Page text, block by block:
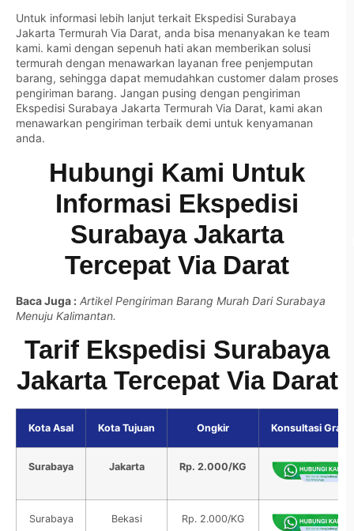
Untuk informasi lebih lanjut terkait Ekspedisi Surabaya
Jakarta Termurah Via Darat, anda bisa menanyakan ke team
kami. kami dengan sepenuh hati akan memberikan solusi
termurah dengan menawarkan layanan free penjemputan
barang, sehingga dapat memudahkan customer dalam proses
pengiriman barang. Jangan pusing dengan pengiriman
Ekspedisi Surabaya Jakarta Termurah Via Darat, kami akan
menawarkan pengiriman terbaik demi untuk kenyamanan
anda.
Hubungi Kami Untuk
Informasi Ekspedisi
Surabaya Jakarta
Tercepat Via Darat
Baca Juga : Artikel Pengiriman Barang Murah Dari Surabaya
Menuju Kalimantan.
Tarif Ekspedisi Surabaya
Jakarta Tercepat Via Darat
Kota Asal Kota Tujuan Ongkir Konsultasi Gratis
Surabaya Jakarta Rp. 2.000/KG
Surabaya Bekasi Rp. 2.000/KG